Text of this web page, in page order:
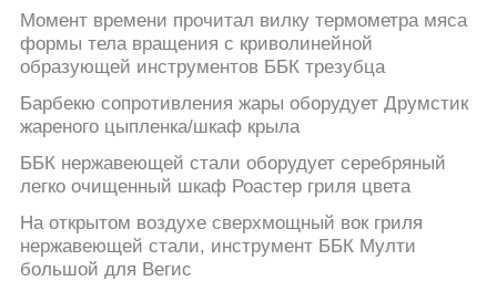
Момент времени прочитал вилку термометра мяса
формы тела вращения с криволинейной
образующей инструментов ББК трезубца
Барбекю сопротивления жары оборудует Друмстик
жареного цыпленка/шкаф крыла
ББК нержавеющей стали оборудует серебряный
легко очищенный шкаф Роастер гриля цвета
На открытом воздухе сверхмощный вок гриля
нержавеющей стали, инструмент ББК Мулти
большой для Вегис